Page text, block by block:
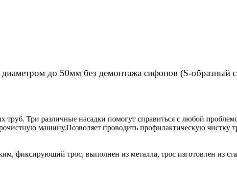
до 50мм без демонтажа сифонов (S-образный
Три различные насадки помогут справиться с любой
машину.Позволяет проводить профилактическую чистку
фиксирующий трос, выполнен из металла, трос изготовлен из